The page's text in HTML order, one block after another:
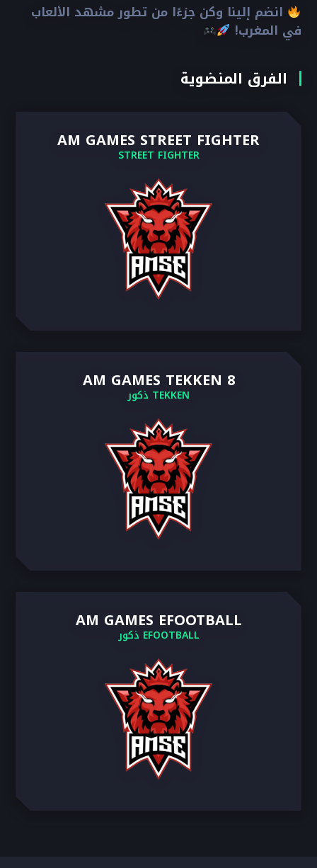
انضم إلينا وكن جزءًا من تطور مشهد الألعاب
في المغرب!
الفرق المنضوية
AM GAMES STREET FIGHTER
STREET FIGHTER
AM GAMES TEKKEN 8
TEKKEN ذكور
AM GAMES EFOOTBALL
EFOOTBALL ذكور